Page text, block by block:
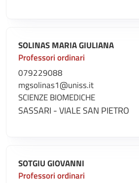
SOLINAS MARIA GIULIANA
Professori ordinari
079229088
mgsolinas1@uniss.it
SCIENZE BIOMEDICHE
SASSARI - VIALE SAN PIETRO
SOTGIU GIOVANNI
Professori ordinari